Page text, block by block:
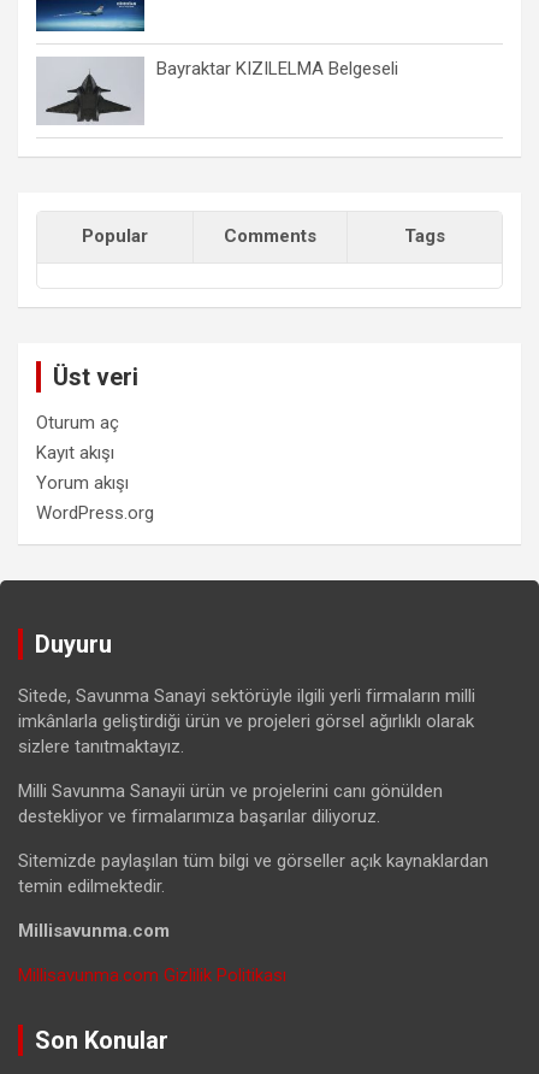
Bayraktar KIZILELMA Belgeseli
Popular Comments Tags
Üst veri
Oturum aç
Kayıt akışı
Yorum akışı
WordPress.org
Duyuru
Sitede, Savunma Sanayi sektörüyle ilgili yerli firmaların milli
imkânlarla geliştirdiği ürün ve projeleri görsel ağırlıklı olarak
sizlere tanıtmaktayız.
Milli Savunma Sanayii ürün ve projelerini canı gönülden
destekliyor ve firmalarımıza başarılar diliyoruz.
Sitemizde paylaşılan tüm bilgi ve görseller açık kaynaklardan
temin edilmektedir.
Millisavunma.com
Millisavunma.com Gizlilik Politikası
Son Konular